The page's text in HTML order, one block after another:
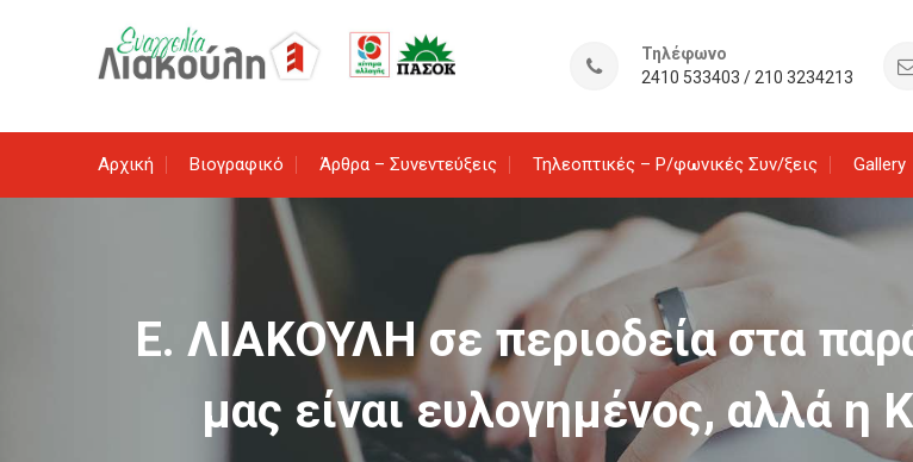
Τηλέφωνο
2410 533403 / 210 3234213
Αρχική Βιογραφικό Άρθρα – Συνεντεύξεις Τηλεοπτικές – Ρ/φωνικές Συν/ξεις Gallery
Ε. ΛΙΑΚΟΥΛΗ σε περιοδεία στα
μας είναι ευλογημένος, αλλά η